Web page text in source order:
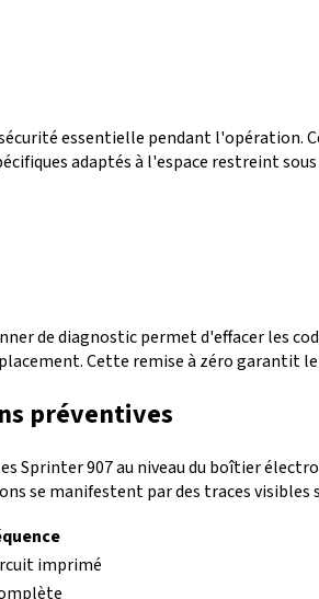
essentielle pendant
adaptés à l'espace restreint
de diagnostic permet d'effacer les
Cette remise à zéro garantit
préventives
Sprinter 907 au niveau du boîtier
se manifestent par des traces visibles
imprimé